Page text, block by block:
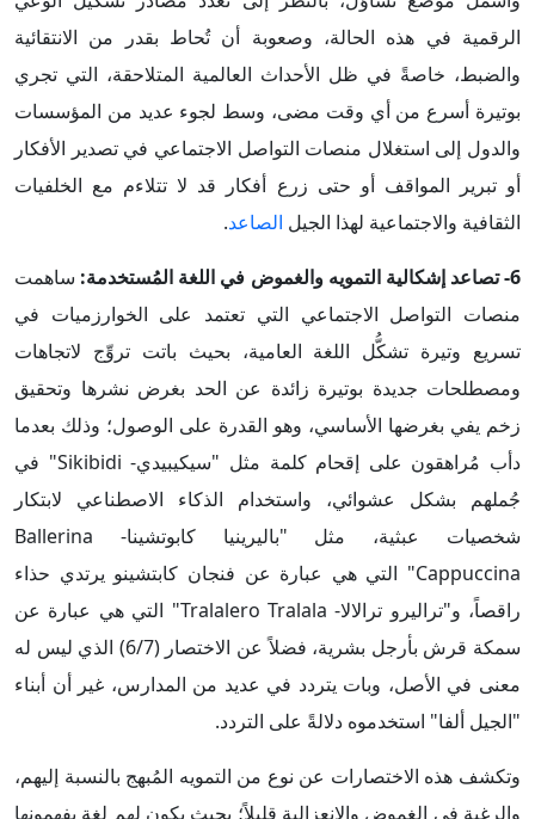
الرقمية في هذه الحالة، وصعوبة أن تُحاط بقدر من الانتقائية
والضبط، خاصةً في ظل الأحداث العالمية المتلاحقة، التي تجري
بوتيرة أسرع من أي وقت مضى، وسط لجوء عديد من المؤسسات
والدول إلى استغلال منصات التواصل الاجتماعي في تصدير الأفكار
أو تبرير المواقف أو حتى زرع أفكار قد لا تتلاءم مع الخلفيات
الثقافية والاجتماعية لهذا الجيل الصاعد.
6- تصاعد إشكالية التمويه والغموض في اللغة المُستخدمة:
ساهمت
منصات التواصل الاجتماعي التي تعتمد على الخوارزميات في
تسريع وتيرة تشكُّل اللغة العامية، بحيث باتت تروِّج لاتجاهات
ومصطلحات جديدة بوتيرة زائدة عن الحد بغرض نشرها وتحقيق
زخم يفي بغرضها الأساسي، وهو القدرة على الوصول؛ وذلك بعدما
دأب مُراهقون على إقحام كلمة مثل "سيكيبيدي- Sikibidi" في
جُملهم بشكل عشوائي، واستخدام الذكاء الاصطناعي لابتكار
شخصيات عبثية، مثل "باليرينيا كابوتشينا- Ballerina
Cappuccina" التي هي عبارة عن فنجان كابتشينو يرتدي حذاء
راقصاً، و"تراليرو ترالالا- Tralalero Tralala" التي هي عبارة عن
سمكة قرش بأرجل بشرية، فضلاً عن الاختصار (6/7) الذي ليس له
معنى في الأصل، وبات يتردد في عديد من المدارس، غير أن أبناء
"الجيل ألفا" استخدموه دلالةً على التردد.
وتكشف هذه الاختصارات عن نوع من التمويه المُبهج بالنسبة إليهم،
والرغبة في الغموض والانعزالية قليلاً؛ بحيث يكون لهم لغة يفهمونها